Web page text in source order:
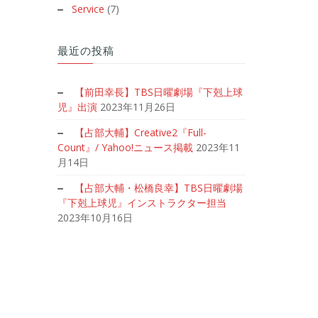
Service (7)
最近の投稿
【前田幸長】TBS日曜劇場『下剋上球
児』出演 2023年11月26日
【占部大輔】Creative2『Full-
Count』/ Yahoo!ニュース掲載 2023年11
月14日
【占部大輔・松橋良幸】TBS日曜劇場
『下剋上球児』インストラクター担当
2023年10月16日